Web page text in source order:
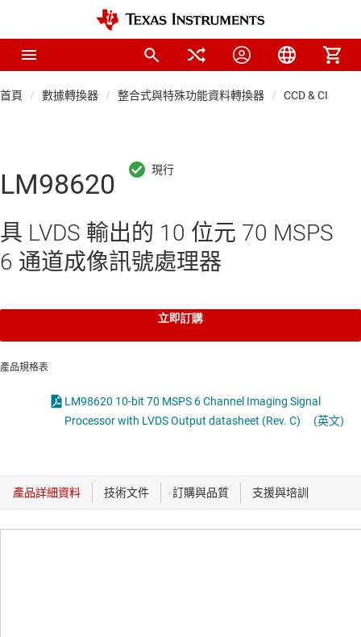
首頁 數據轉換器 整合式與特殊功能資料轉換器 CCD & CIS 成
LM98620
具 LVDS 輸出的 10 位元 70 MSPS
6 通道成像訊號處理器
立即訂購
產品規格表
LM98620 10-bit 70 MSPS 6 Channel Imaging Signal
Processor with LVDS Output datasheet (Rev. C)
(英文)